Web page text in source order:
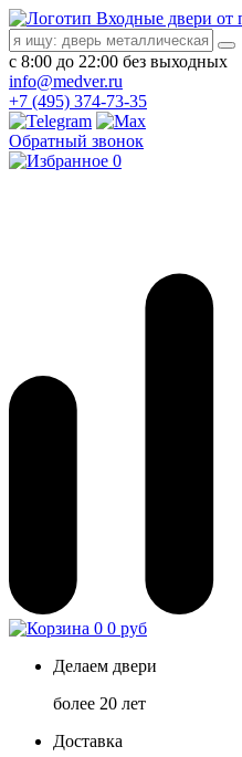
Входные двери от
с 8:00 до 22:00 без выходных
info@medver.ru
+7 (495) 374-73-35
Обратный звонок
0
0 0 руб
Делаем двери
более 20 лет
Доставка